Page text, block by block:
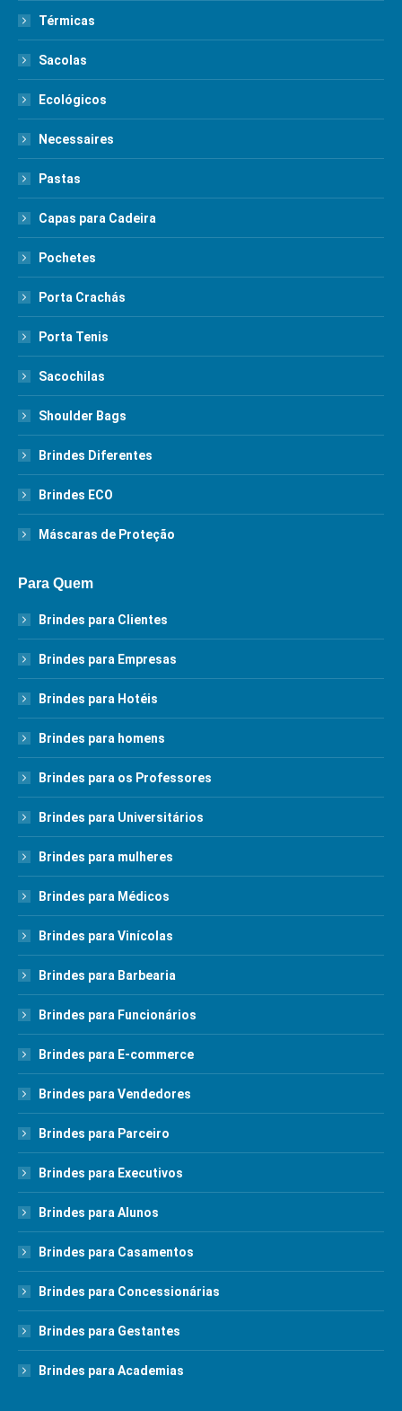
Térmicas
Sacolas
Ecológicos
Necessaires
Pastas
Capas para Cadeira
Pochetes
Porta Crachás
Porta Tenis
Sacochilas
Shoulder Bags
Brindes Diferentes
Brindes ECO
Máscaras de Proteção
Para Quem
Brindes para Clientes
Brindes para Empresas
Brindes para Hotéis
Brindes para homens
Brindes para os Professores
Brindes para Universitários
Brindes para mulheres
Brindes para Médicos
Brindes para Vinícolas
Brindes para Barbearia
Brindes para Funcionários
Brindes para E-commerce
Brindes para Vendedores
Brindes para Parceiro
Brindes para Executivos
Brindes para Alunos
Brindes para Casamentos
Brindes para Concessionárias
Brindes para Gestantes
Brindes para Academias